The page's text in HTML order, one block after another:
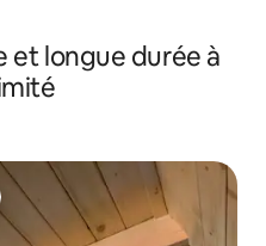
et longue durée à
plus appréciés